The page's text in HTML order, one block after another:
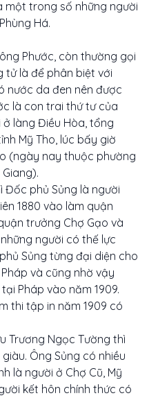
một trong số những người
Há.
Phước, còn thường gọi
tử là để phân biệt với
nước da đen nên được
là con trai thứ tư của
ở làng Điều Hòa, tổng
Mỹ Tho, lúc bấy giờ
(ngày nay thuộc phường
Đốc phủ Sủng là người
1880 vào làm quận
trưởng Chợ Gạo và
người có thế lực
Sủng từng đại diện cho
và cũng nhờ vậy
Pháp vào năm 1909.
thi tập in năm 1909 có
Trương Ngọc Tường thì
Ông Sủng có nhiều
là người ở Chợ Cũ, Mỹ
kết hôn chính thức có